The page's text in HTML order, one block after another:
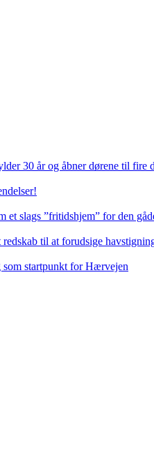
30 år og åbner dørene til fire
et slags ”fritidshjem” for den
til at forudsige
startpunkt for Hærvejen